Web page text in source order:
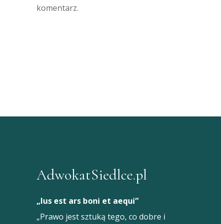
komentarz.
AdwokatSiedlce.pl
„Ius est ars boni et aequi”
„Prawo jest sztuką tego, co dobre i